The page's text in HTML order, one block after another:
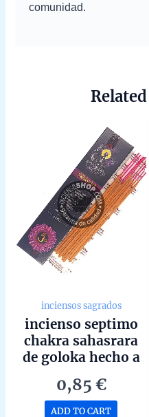
comunidad.
inciensos sagrados
incienso septimo
chakra sahasrara
de goloka hecho a
unidad de 15g
0,85 €
ADD TO CART